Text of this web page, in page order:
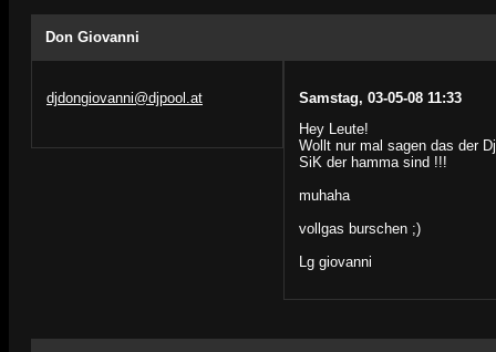
Don Giovanni
djdongiovanni@djpool.at
Samstag, 03-05-08 11:33
Hey Leute!
Wollt nur mal sagen das der
SiK der hamma sind !!!
muhaha
vollgas burschen ;)
Lg giovanni